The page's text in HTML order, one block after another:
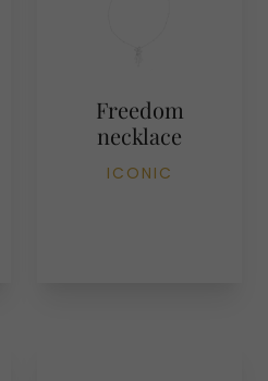
Freedom
necklace
ICONIC